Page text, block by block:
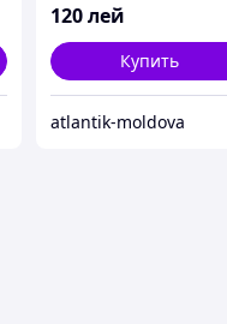
120лей
Купить
atlantik-moldova